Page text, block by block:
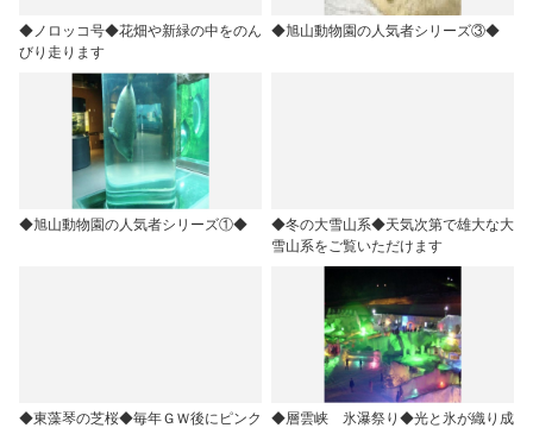
◆ノロッコ号◆花畑や新緑の中をのん
びり走ります
◆旭山動物園の人気者シリーズ③◆
◆旭山動物園の人気者シリーズ①◆
◆冬の大雪山系◆天気次第で雄大な大
雪山系をご覧いただけます
◆東藻琴の芝桜◆毎年ＧＷ後にピンク
◆層雲峡 氷瀑祭り◆光と氷が織り成